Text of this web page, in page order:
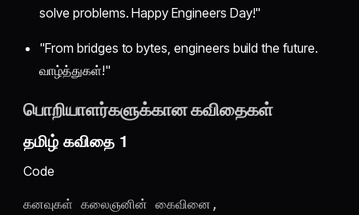
solve problems. Happy Engineers Day!"
"From bridges to bytes, engineers build the future.
வாழ்த்துகள்!"
பொறியாளர்களுக்கான கவிதைகள்
தமிழ் கவிதை 1
Code
கனவுகள் கலைஞனின் கைவினை,